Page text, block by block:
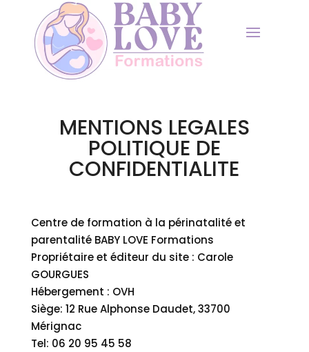
MENTIONS LEGALES
POLITIQUE DE
CONFIDENTIALITE
Centre de formation à la périnatalité et
parentalité BABY LOVE Formations
Propriétaire et éditeur du site : Carole
GOURGUES
Hébergement : OVH
Siège: 12 Rue Alphonse Daudet, 33700
Mérignac
Tel: 06 20 95 45 58